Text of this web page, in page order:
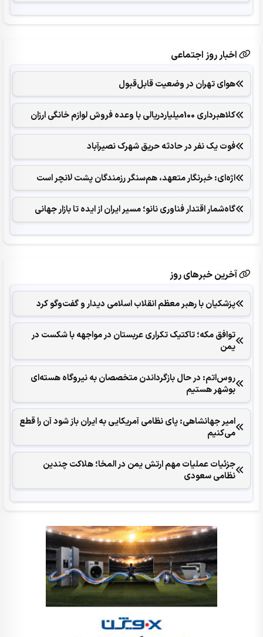
اخبار روز اجتماعی
هوای تهران در وضعیت قابل‌قبول
کلاهبرداری 100میلیاردریالی با وعده فروش لوازم خانگی ارزان
فوت یک نفر در حادثه حریق شهرک نصیرآباد
اژه‌ای: خبرنگار متعهد، هم‌سنگر رزمندگان پشت لانچر است
گاه‌شمار اقتدار فناوری نانو؛ مسیر ایران از ایده تا بازار جهانی
آخرین خبرهای روز
پزشکیان با رهبر معظم انقلاب اسلامی دیدار و گفت‌وگو کرد
توافق مکه؛ تاکتیک تکراری عربستان در مواجهه با شکست در
یمن
روس‌اتم: در حال بازگرداندن متخصصان به نیروگاه هسته‌ای
بوشهر هستیم
امیر جهانشاهی: پای نظامی آمریکایی به ایران باز شود آن را قطع
می‌کنیم
جزئیات عملیات مهم ارتش یمن در المخا؛ هلاکت چندین
نظامی سعودی